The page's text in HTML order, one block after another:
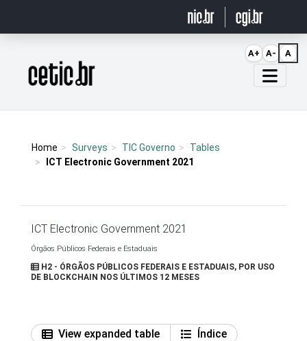
Página inicial
Home Surveys TIC Governo
Tables
ICT Electronic Government 2021
ICT Electronic Government 2021
Órgãos Públicos Federais e Estaduais
H2 - ÓRGÃOS PÚBLICOS FEDERAIS E ESTADUAIS, POR USO
DE BLOCKCHAIN NOS ÚLTIMOS 12 MESES
View expanded table
Índice
A+ A- A